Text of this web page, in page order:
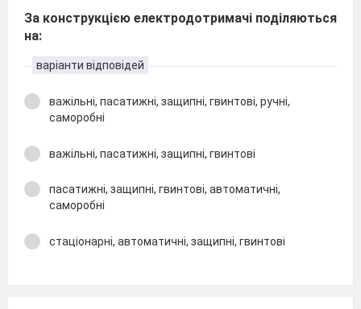
За конструкцією електродотримачі поділяються
на:
варіанти відповідей
важільні, пасатижні, защипні, гвинтові, ручні,
саморобні
важільні, пасатижні, защипні, гвинтові
пасатижні, защипні, гвинтові, автоматичні,
саморобні
стаціонарні, автоматичні, защипні, гвинтові